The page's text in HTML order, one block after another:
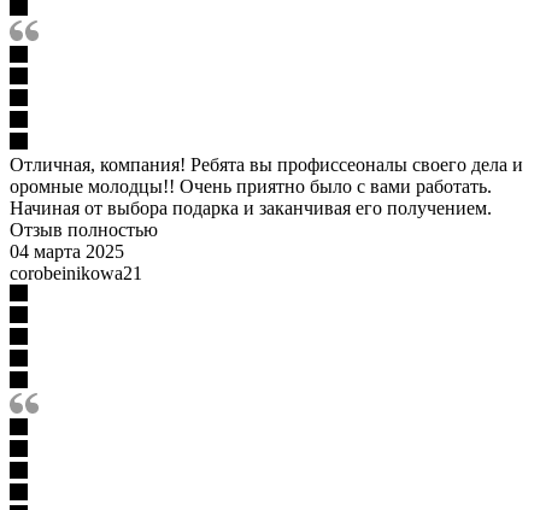
Отличная, компания! Ребята вы профиссеоналы своего дела и
оромные молодцы!! Очень приятно было с вами работать.
Начиная от выбора подарка и заканчивая его получением.
Отзыв полностью
04 марта 2025
corobeinikowa21